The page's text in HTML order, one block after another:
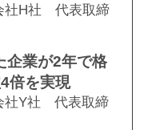
社H社 代表取締
企業が2年で格
倍を実現
社Y社 代表取締